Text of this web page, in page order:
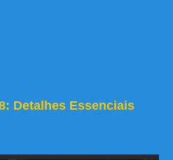
Detalhes Essenciais